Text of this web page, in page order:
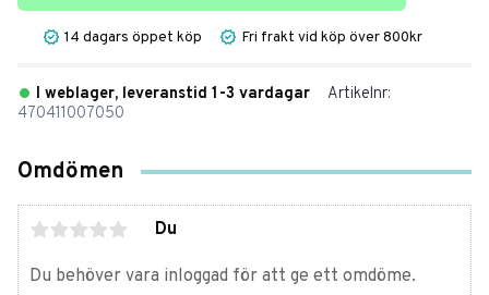
14 dagars öppet köp Fri frakt vid köp över 800kr
I weblager, leveranstid 1-3 vardagar
Artikelnr
470411007050
Omdömen
Du